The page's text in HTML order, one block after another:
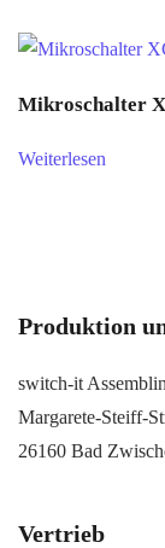
Mikroschalter
Weiterlesen
Produktion
switch-it
Margarete-Steiff-
26160 Bad
Vertrieb